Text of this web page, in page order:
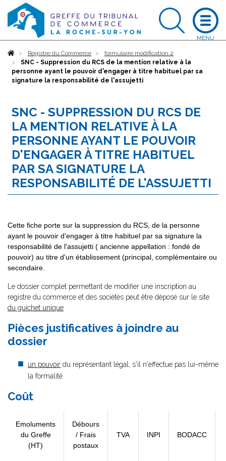
AccueilRegistre du Commerce
formulaire modification 2
SNC - Suppression du RCS de la mention relative à la
personne ayant le pouvoir d'engager à titre habituel par sa
signature la responsabilité de l'assujetti
SNC - SUPPRESSION DU RCS DE
LA MENTION RELATIVE À LA
PERSONNE AYANT LE POUVOIR
D'ENGAGER À TITRE HABITUEL
PAR SA SIGNATURE LA
RESPONSABILITÉ DE L'ASSUJETTI
Cette fiche porte sur la suppression du RCS, de la personne
ayant le pouvoir d'engager à titre habituel par sa signature la
responsabilité de l'assujetti ( ancienne appellation : fondé de
pouvoir) au titre d'un établissement (principal, complémentaire ou
secondaire.
Le dossier complet permettant de modifier une inscription au
registre du commerce et des sociétés peut être déposé sur le site
du guichet unique
Pièces justificatives à joindre au
dossier
un pouvoir du représentant légal, s'il n'effectue pas lui-même
la formalité
Coût
Emoluments
du Greffe
(HT)
Débours
/ Frais
postaux
TVA INPI BODACC